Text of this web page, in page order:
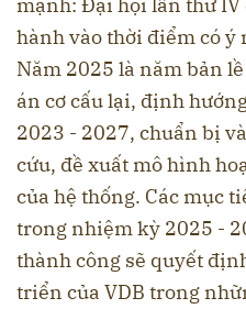
hành vào thời điểm có
Năm 2025 là năm bản
án cơ cấu lại, định
2023 - 2027, chuẩn bị
cứu, đề xuất mô hình
của hệ thống. Các mục
trong nhiệm kỳ 2025 -
thành công sẽ quyết
triển của VDB trong